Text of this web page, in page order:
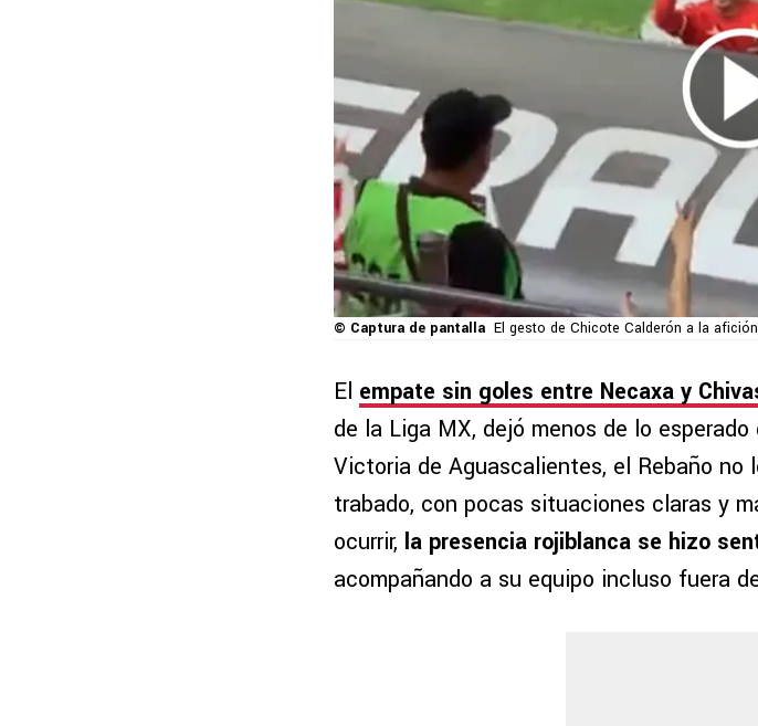
© Captura de pantalla El gesto de Chicote Calderón a la
El empate sin goles entre Necaxa y
de la Liga MX, dejó menos de lo
Victoria de Aguascalientes, el Rebaño no
trabado, con pocas situaciones claras y
ocurrir, la presencia rojiblanca se hizo
acompañando a su equipo incluso fuera